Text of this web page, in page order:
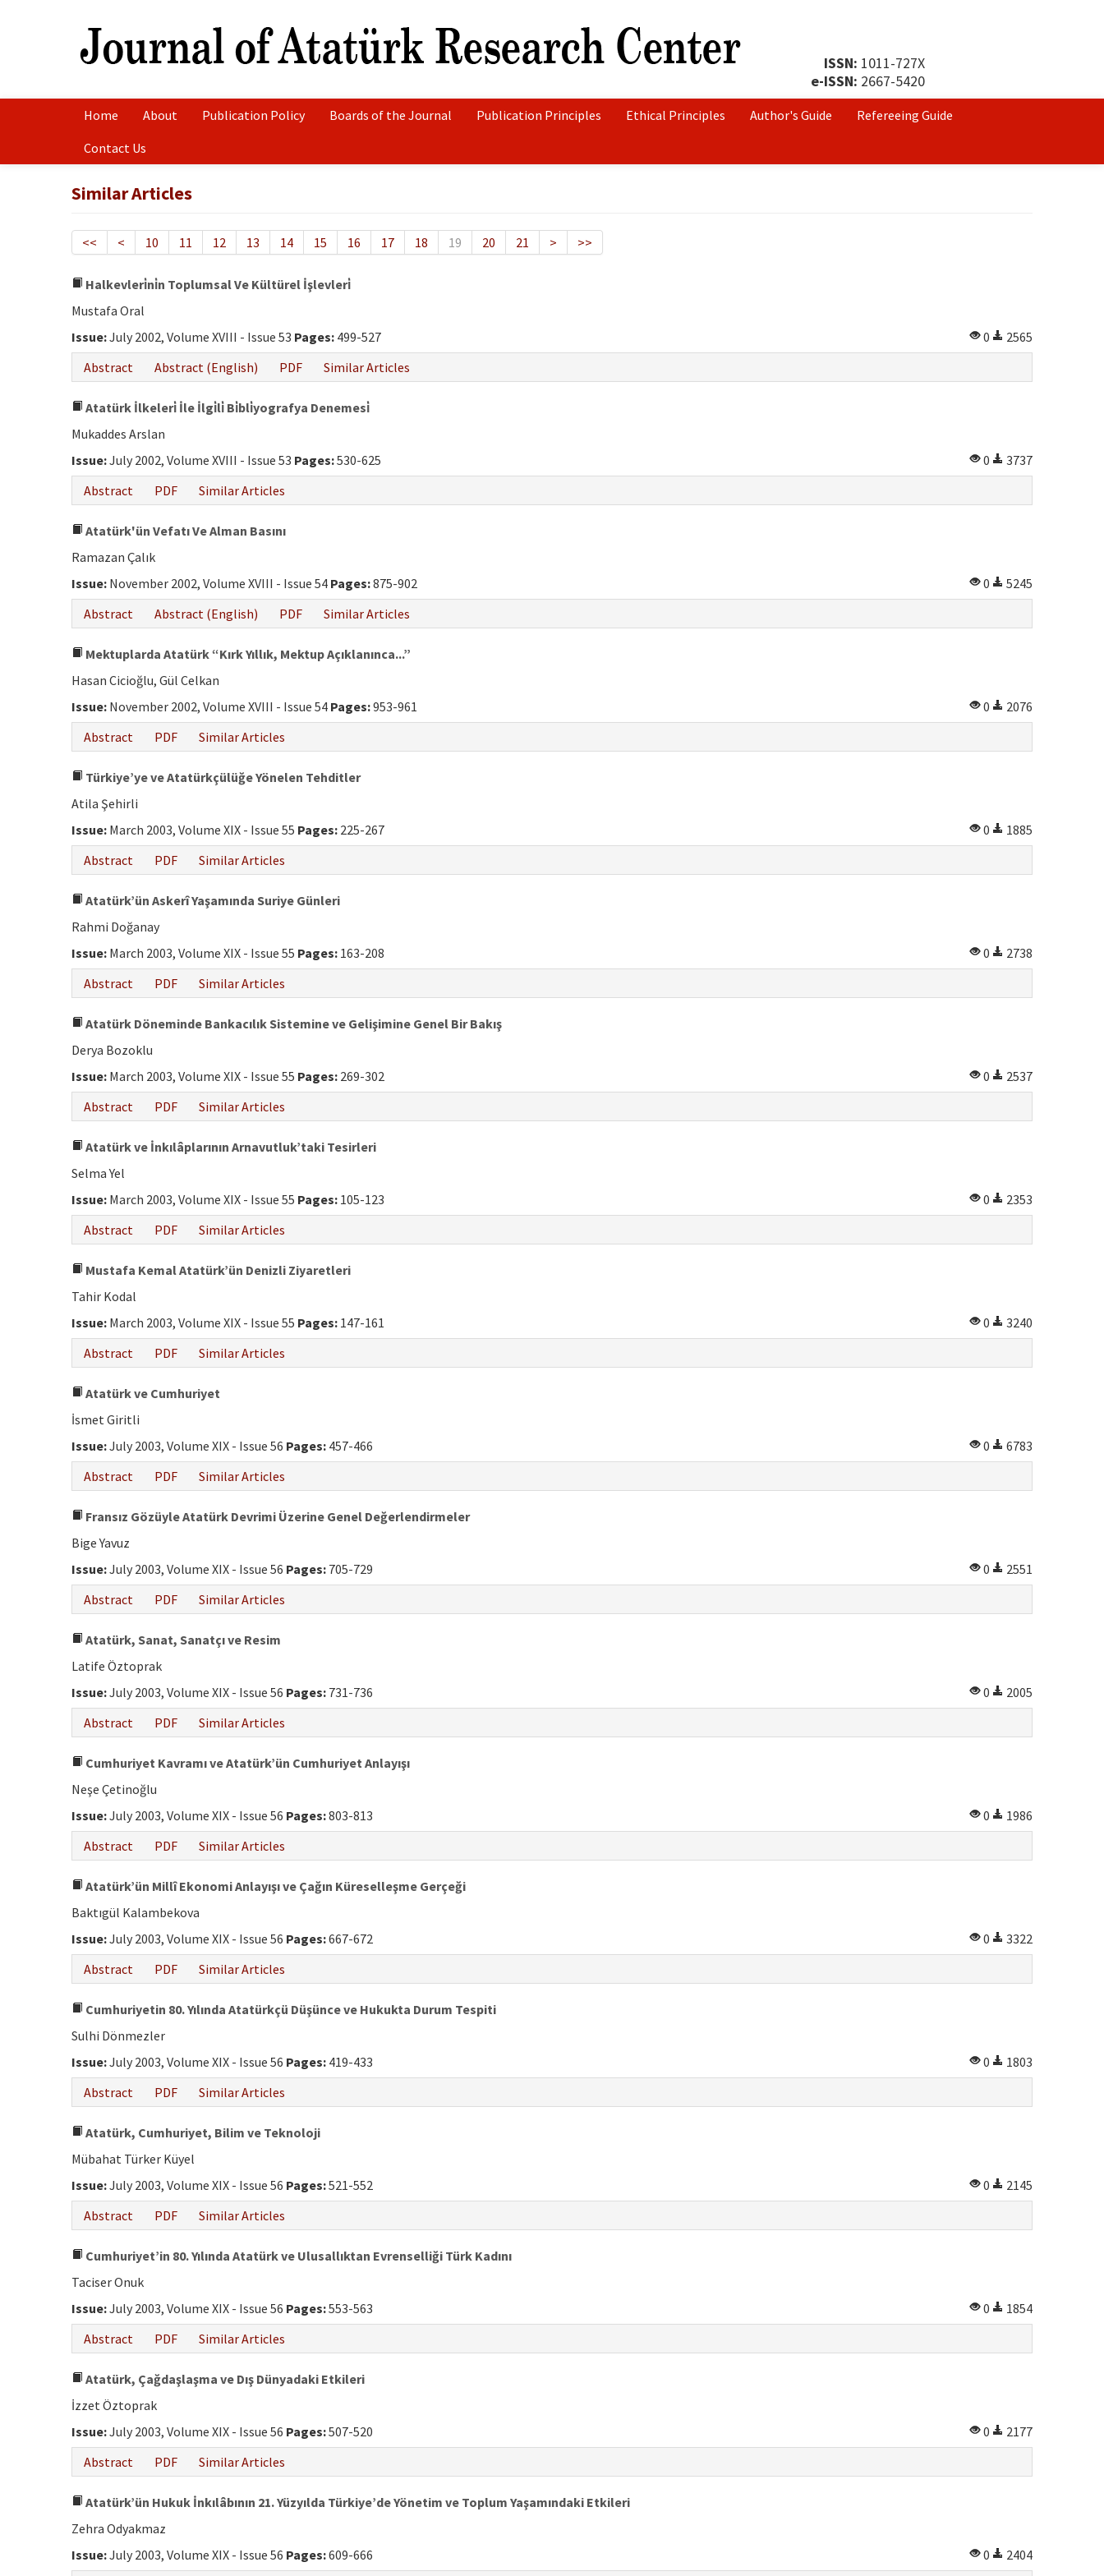
ISSN: 1011-727X
e-ISSN: 2667-5420
Home About Publication Policy Boards of the Journal Publication Principles Ethical Principles Author's Guide
Refereeing Guide
Contact Us
Similar Articles
<< < 10 11 12 13 14 15 16 17 18 19 20 21 > >>
Halkevleri̇ni̇n Toplumsal Ve Kültürel İşlevleri̇
Mustafa Oral
Issue:July 2002, Volume XVIII - Issue 53 Pages: 499-527 0
2565
Abstract
Abstract (English) PDF Similar Articles
Atatürk İlkeleri̇ İle İlgi̇li̇ Bi̇bli̇yografya Denemesi̇
Mukaddes Arslan
Issue:July 2002, Volume XVIII - Issue 53 Pages:530-625 0
3737
Abstract
PDF Similar Articles
Atatürk'ün Vefatı Ve Alman Basını
Ramazan Çalık
Issue: November 2002, Volume XVIII - Issue 54 Pages:875-902 0
5245
Abstract
Abstract (English) PDF Similar Articles
Mektuplarda Atatürk “Kırk Yıllık, Mektup Açıklanınca...”
Hasan Cicioğlu, Gül Celkan
Issue: November 2002, Volume XVIII - Issue 54 Pages:953-961 0
2076
Abstract
PDF Similar Articles
Türkiye’ye ve Atatürkçülüğe Yönelen Tehditler
Atila Şehirli
Issue: March 2003, Volume XIX - Issue 55 Pages: 225-267 0
1885
Abstract
PDF Similar Articles
Atatürk’ün Askerî Yaşamında Suriye Günleri
Rahmi Doğanay
Issue: March 2003, Volume XIX - Issue 55 Pages: 163-208 0
2738
Abstract
PDF Similar Articles
Atatürk Döneminde Bankacılık Sistemine ve Gelişimine Genel Bir Bakış
Derya Bozoklu
Issue: March 2003, Volume XIX - Issue 55 Pages: 269-302 0
2537
Abstract
PDF Similar Articles
Atatürk ve İnkılâplarının Arnavutluk’taki Tesirleri
Selma Yel
Issue: March 2003, Volume XIX - Issue 55 Pages: 105-123 0
2353
Abstract
PDF Similar Articles
Mustafa Kemal Atatürk’ün Denizli Ziyaretleri
Tahir Kodal
Issue: March 2003, Volume XIX - Issue 55 Pages: 147-161 0
3240
Abstract
PDF Similar Articles
Atatürk ve Cumhuriyet
İsmet Giritli
Issue:July 2003, Volume XIX - Issue 56 Pages: 457-466 0
6783
Abstract
PDF Similar Articles
Fransız Gözüyle Atatürk Devrimi Üzerine Genel Değerlendirmeler
Bige Yavuz
Issue:July 2003, Volume XIX - Issue 56 Pages: 705-729 0
2551
Abstract
PDF Similar Articles
Atatürk, Sanat, Sanatçı ve Resim
Latife Öztoprak
Issue:July 2003, Volume XIX - Issue 56 Pages: 731-736 0
2005
Abstract
PDF Similar Articles
Cumhuriyet Kavramı ve Atatürk’ün Cumhuriyet Anlayışı
Neşe Çetinoğlu
Issue:July 2003, Volume XIX - Issue 56 Pages:803-813 0
1986
Abstract
PDF Similar Articles
Atatürk’ün Millî Ekonomi Anlayışı ve Çağın Küreselleşme Gerçeği
Baktıgül Kalambekova
Issue:July 2003, Volume XIX - Issue 56 Pages:667-672 0
3322
Abstract
PDF Similar Articles
Cumhuriyetin 80. Yılında Atatürkçü Düşünce ve Hukukta Durum Tespiti
Sulhi Dönmezler
Issue:July 2003, Volume XIX - Issue 56 Pages: 419-433 0
1803
Abstract
PDF Similar Articles
Atatürk, Cumhuriyet, Bilim ve Teknoloji
Mübahat Türker Küyel
Issue:July 2003, Volume XIX - Issue 56 Pages:521-552 0
2145
Abstract
PDF Similar Articles
Cumhuriyet’in 80. Yılında Atatürk ve Ulusallıktan Evrenselliği Türk Kadını
Taciser Onuk
Issue:July 2003, Volume XIX - Issue 56 Pages:553-563 0
1854
Abstract
PDF Similar Articles
Atatürk, Çağdaşlaşma ve Dış Dünyadaki Etkileri
İzzet Öztoprak
Issue:July 2003, Volume XIX - Issue 56 Pages:507-520 0
2177
Abstract
PDF Similar Articles
Atatürk’ün Hukuk İnkılâbının 21. Yüzyılda Türkiye’de Yönetim ve Toplum Yaşamındaki Etkileri
Zehra Odyakmaz
Issue:July 2003, Volume XIX - Issue 56 Pages:609-666 0 2404